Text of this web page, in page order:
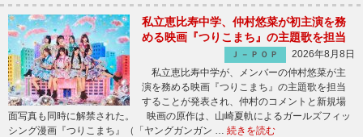
私立恵比寿中学、仲村悠菜が初主演を務
める映画『つりこまち』の主題歌を担当
Ｊ－ＰＯＰ
2026年8月8日
私立恵比寿中学が、メンバーの仲村悠菜が主
演を務める映画『つりこまち』の主題歌を担当
することが発表され、仲村のコメントと新規場
面写真も同時に解禁された。 映画の原作は、山崎夏軌によるガールズフィッ
シング漫画『つりこまち』（「ヤングガンガン … 続きを読む